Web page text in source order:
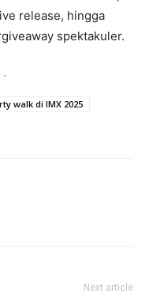
release, hingga
spektakuler.
-
walk di IMX 2025
Next article